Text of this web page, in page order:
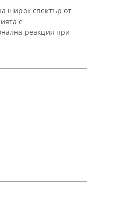
широк спектър от
е
реакция при